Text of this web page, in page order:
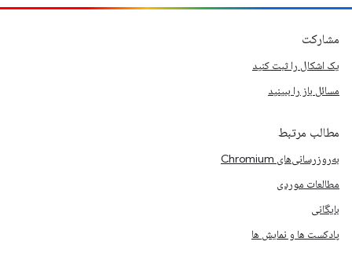
مشارکت
یک اشکال را ثبت کنید
مسائل باز را ببینید
مطالب مرتبط
به‌روزرسانی‌های Chromium
مطالعات موردی
بایگانی
پادکست ها و نمایش ها